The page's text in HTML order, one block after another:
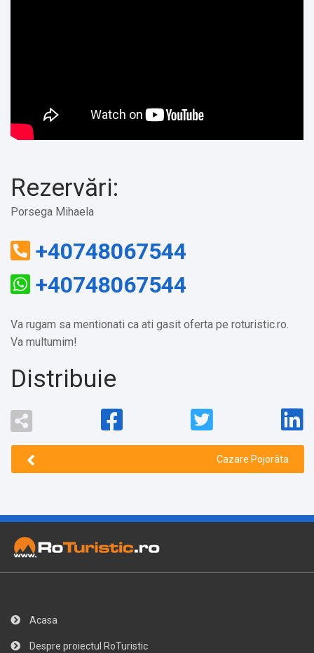
Rezervări:
Porsega Mihaela
+40748067544
+40748067544
Va rugam sa mentionati ca ati gasit oferta pe roturistic.ro.
Va multumim!
Distribuie
Cazare Pojorâta
Acasa
Despre proiectul RoTuristic